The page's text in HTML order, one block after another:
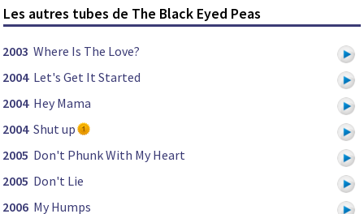
Les autres tubes de The Black Eyed Peas
2003 Where Is The Love?
2004 Let's Get It Started
2004 Hey Mama
2004 Shut up
2005 Don't Phunk With My Heart
2005 Don't Lie
2006 My Humps